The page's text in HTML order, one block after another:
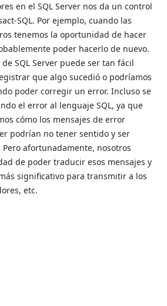
en el SQL Server nos da un control
SQL. Por ejemplo, cuando las
tenemos la oportunidad de hacer
poder hacerlo de nuevo.
SQL Server puede ser tan fácil
que algo sucedió o podríamos
poder corregir un error. Incluso se
el error al lenguaje SQL, ya que
cómo los mensajes de error
podrían no tener sentido y ser
afortunadamente, nosotros
de poder traducir esos mensajes y
significativo para transmitir a los
etc.